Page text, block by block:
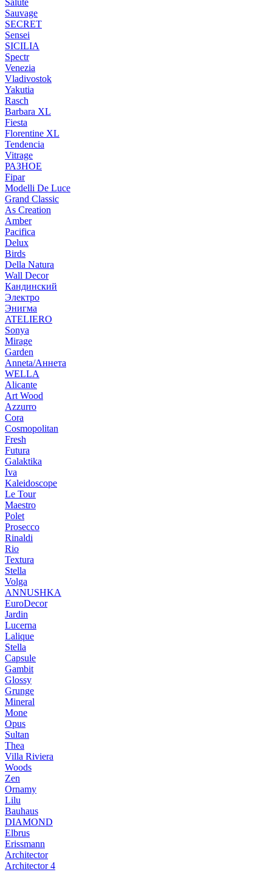
Salute
Sauvage
SECRET
Sensei
SICILIA
Spectr
Venezia
Vladivostok
Yakutia
Rasch
Barbara XL
Fiesta
Florentine XL
Tendencia
Vitrage
РАЗНОЕ
Fipar
Modelli De Luce
Grand Classic
As Creation
Amber
Pacifica
Delux
Birds
Della Natura
Wall Decor
Кандинский
Электро
Энигма
ATELIERO
Sonya
Mirage
Garden
Anneta/Аннета
WELLA
Alicante
Art Wood
Azzurro
Cora
Cosmopolitan
Fresh
Futura
Galaktika
Iva
Kaleidoscope
Le Tour
Maestro
Polet
Prosecco
Rinaldi
Rio
Textura
Stella
Volga
ANNUSHKA
EuroDecor
Jardin
Lucerna
Lalique
Stella
Capsule
Gambit
Glossy
Grunge
Mineral
Mone
Opus
Sultan
Thea
Villa Riviera
Woods
Zen
Ornamy
Lilu
Bauhaus
DIAMOND
Elbrus
Erissmann
Architector
Architector 4